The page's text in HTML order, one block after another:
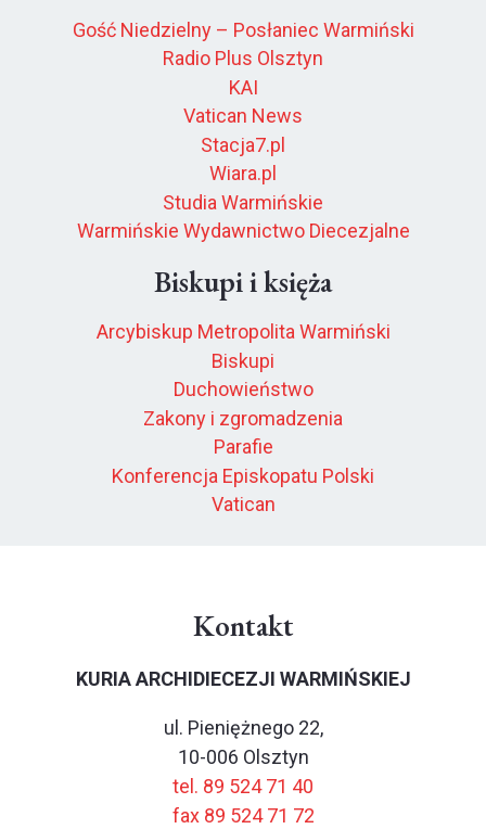
Gość Niedzielny – Posłaniec Warmiński
Radio Plus Olsztyn
KAI
Vatican News
Stacja7.pl
Wiara.pl
Studia Warmińskie
Warmińskie Wydawnictwo Diecezjalne
Biskupi i księża
Arcybiskup Metropolita Warmiński
Biskupi
Duchowieństwo
Zakony i zgromadzenia
Parafie
Konferencja Episkopatu Polski
Vatican
Kontakt
KURIA ARCHIDIECEZJI WARMIŃSKIEJ
ul. Pieniężnego 22,
10-006 Olsztyn
tel. 89 524 71 40
fax 89 524 71 72